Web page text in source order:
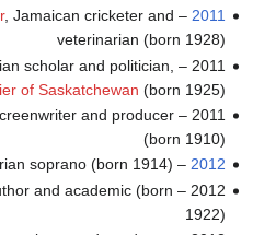
2011
–
, Jamaican cricketer and
veterinarian (born 1928)
2011 –
scholar and politician,
of Saskatchewan (born 1925)
2011 –
and producer
(born 1910)
2012
–
soprano (born 1914)
2012 –
and academic (born
1922)